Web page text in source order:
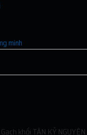
minh
khối TÂN KỶ NGUYÊN.